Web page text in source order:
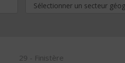
29 - Finistère